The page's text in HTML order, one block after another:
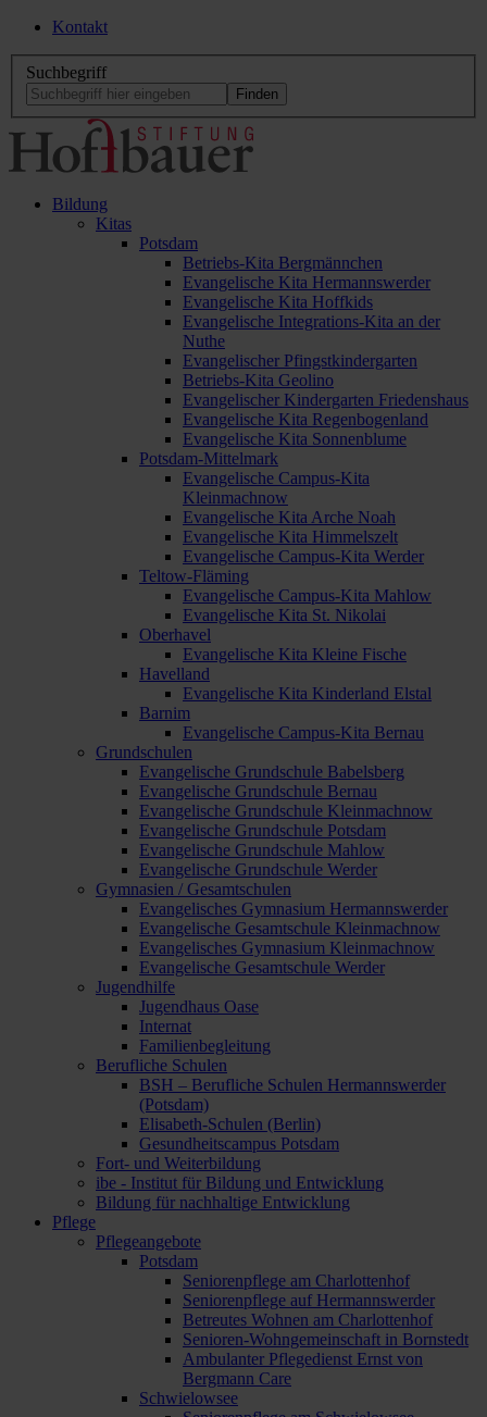
Kontakt
Suchbegriff
Bildung
Kitas
Potsdam
Betriebs-Kita Bergmännchen
Evangelische Kita Hermannswerder
Evangelische Kita Hoffkids
Evangelische Integrations-Kita an der
Nuthe
Evangelischer Pfingstkindergarten
Betriebs-Kita Geolino
Evangelischer Kindergarten Friedenshaus
Evangelische Kita Regenbogenland
Evangelische Kita Sonnenblume
Potsdam-Mittelmark
Evangelische Campus-Kita
Kleinmachnow
Evangelische Kita Arche Noah
Evangelische Kita Himmelszelt
Evangelische Campus-Kita Werder
Teltow-Fläming
Evangelische Campus-Kita Mahlow
Evangelische Kita St. Nikolai
Oberhavel
Evangelische Kita Kleine Fische
Havelland
Evangelische Kita Kinderland Elstal
Barnim
Evangelische Campus-Kita Bernau
Grundschulen
Evangelische Grundschule Babelsberg
Evangelische Grundschule Bernau
Evangelische Grundschule Kleinmachnow
Evangelische Grundschule Potsdam
Evangelische Grundschule Mahlow
Evangelische Grundschule Werder
Gymnasien / Gesamtschulen
Evangelisches Gymnasium Hermannswerder
Evangelische Gesamtschule Kleinmachnow
Evangelisches Gymnasium Kleinmachnow
Evangelische Gesamtschule Werder
Jugendhilfe
Jugendhaus Oase
Internat
Familienbegleitung
Berufliche Schulen
BSH – Berufliche Schulen Hermannswerder
(Potsdam)
Elisabeth-Schulen (Berlin)
Gesundheitscampus Potsdam
Fort- und Weiterbildung
ibe - Institut für Bildung und Entwicklung
Bildung für nachhaltige Entwicklung
Pflege
Pflegeangebote
Potsdam
Seniorenpflege am Charlottenhof
Seniorenpflege auf Hermannswerder
Betreutes Wohnen am Charlottenhof
Senioren-Wohngemeinschaft in Bornstedt
Ambulanter Pflegedienst Ernst von
Bergmann Care
Schwielowsee